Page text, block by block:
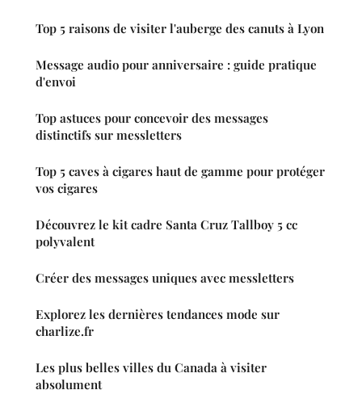
Top 5 raisons de visiter l'auberge des canuts à Lyon
Message audio pour anniversaire : guide pratique
d'envoi
Top astuces pour concevoir des messages
distinctifs sur messletters
Top 5 caves à cigares haut de gamme pour protéger
vos cigares
Découvrez le kit cadre Santa Cruz Tallboy 5 cc
polyvalent
Créer des messages uniques avec messletters
Explorez les dernières tendances mode sur
charlize.fr
Les plus belles villes du Canada à visiter
absolument